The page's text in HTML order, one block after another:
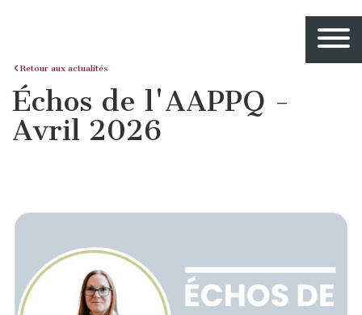
Retour aux actualités
Échos de l'AAPPQ -
Avril 2026